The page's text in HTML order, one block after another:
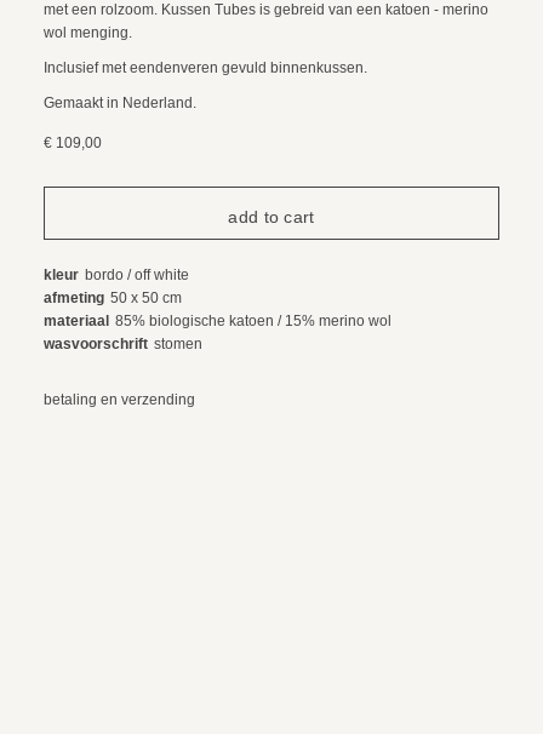
met een rolzoom. Kussen Tubes is gebreid van een katoen - merino
wol menging.
Inclusief met eendenveren gevuld binnenkussen.
Gemaakt in Nederland.
€ 109,00
kleur bordo / off white
afmeting 50 x 50 cm
materiaal 85% biologische katoen / 15% merino wol
wasvoorschrift stomen
betaling en verzending